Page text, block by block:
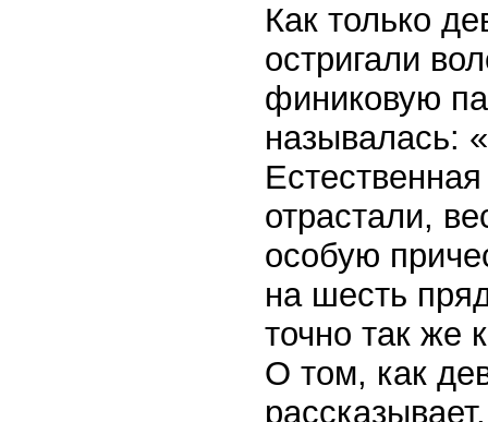
Как только
остригали
финиковую
называлась:
отрастали,
особую
на шесть
точно так же
О том, как